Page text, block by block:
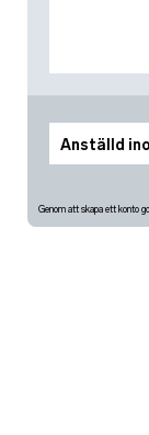
Anställd
Genom att skapa ett konto